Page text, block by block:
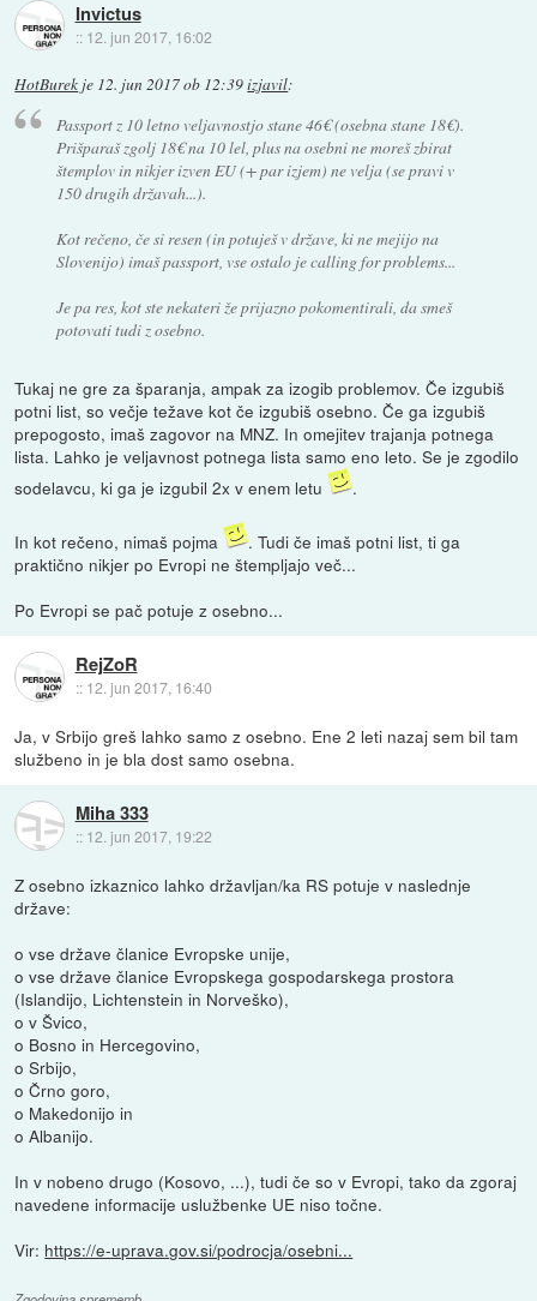
Invictus
:: 12. jun 2017, 16:02
HotBurek je 12. jun 2017 ob 12:39izjavil:
Passport z 10 letno veljavnostjo stane 46€ (osebna stane 18€).
Prišparaš zgolj 18€ na 10 lel, plus na osebni ne moreš zbirat
štemplov in nikjer izven EU (+ par izjem) ne velja (se pravi v
150 drugih državah...).
Kot rečeno, če si resen (in potuješ v države, ki ne mejijo na
Slovenijo) imaš passport, vse ostalo je calling for problems...
Je pa res, kot ste nekateri že prijazno pokomentirali, dasmeš
potovati tudi z osebno.
Tukaj ne gre za šparanja, ampak za izogib problemov. Če izgubiš
potni list, so večje težave kot če izgubiš osebno. Če ga izgubiš
prepogosto, imaš zagovor na MNZ. In omejitev trajanja potnega
lista. Lahko je veljavnost potnega lista samo eno leto. Se je zgodilo
sodelavcu, ki ga je izgubil 2x v enem letu
.
In kot rečeno, nimaš pojma
. Tudi če imaš potni list, ti ga
praktično nikjer po Evropi ne štempljajo več...
Po Evropi se pač potuje z osebno...
RejZoR
:: 12. jun 2017, 16:40
Ja, v Srbijo greš lahko samo z osebno. Ene 2 leti nazaj sem bil tam
službeno in je bla dost samo osebna.
Miha 333
:: 12. jun 2017, 19:22
Z osebno izkaznico lahko državljan/ka RS potuje v naslednje
države:
o vse države članice Evropske unije,
o vse države članice Evropskega gospodarskega prostora
(Islandijo, Lichtenstein in Norveško),
o v Švico,
o Bosno in Hercegovino,
o Srbijo,
o Črno goro,
o Makedonijo in
o Albanijo.
In v nobeno drugo (Kosovo, ...), tudi če so v Evropi, tako da zgoraj
navedene informacije uslužbenke UE niso točne.
Vir: https://e-uprava.gov.si/podrocja/osebni...